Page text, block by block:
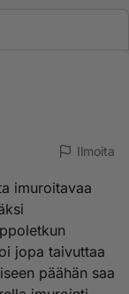
Ilmoita
imuroitavaa
jopa taivuttaa
päähän saa